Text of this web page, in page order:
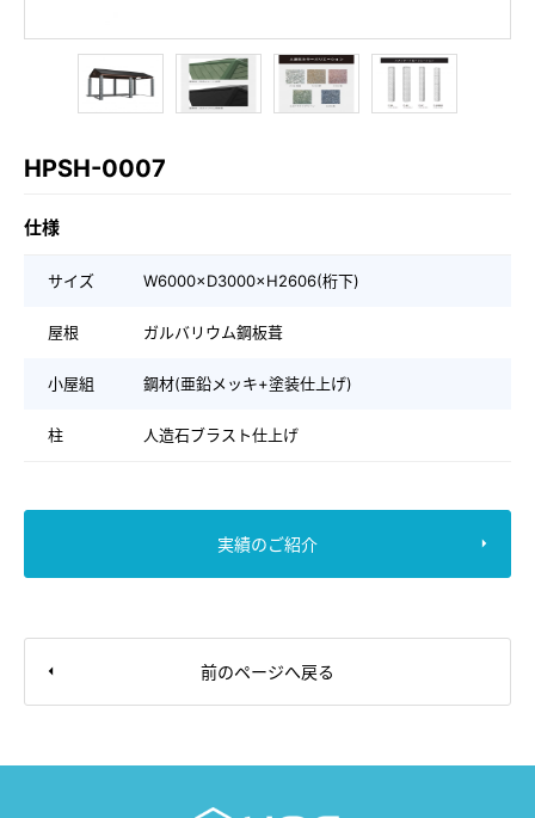
HPSH-0007
仕様
サイズ W6000×D3000×H2606(桁下)
屋根 ガルバリウム鋼板葺
小屋組 鋼材(亜鉛メッキ+塗装仕上げ)
柱 人造石ブラスト仕上げ
実績のご紹介
前のページへ戻る